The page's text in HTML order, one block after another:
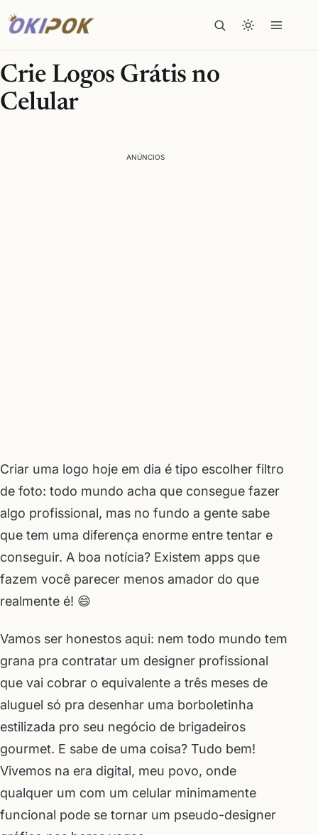
Crie Logos Grátis no
Celular
ANÚNCIOS
Criar uma logo hoje em dia é tipo escolher filtro
de foto: todo mundo acha que consegue fazer
algo profissional, mas no fundo a gente sabe
que tem uma diferença enorme entre tentar e
conseguir. A boa notícia? Existem apps que
fazem você parecer menos amador do que
realmente é! 😄
Vamos ser honestos aqui: nem todo mundo tem
grana pra contratar um designer profissional
que vai cobrar o equivalente a três meses de
aluguel só pra desenhar uma borboletinha
estilizada pro seu negócio de brigadeiros
gourmet. E sabe de uma coisa? Tudo bem!
Vivemos na era digital, meu povo, onde
qualquer um com um celular minimamente
funcional pode se tornar um pseudo-designer